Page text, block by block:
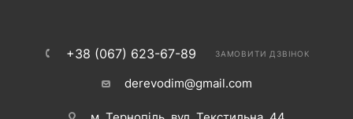
+38 (067) 623-67-89 ЗАМОВИТИ ДЗВІНОК
derevodim@gmail.com